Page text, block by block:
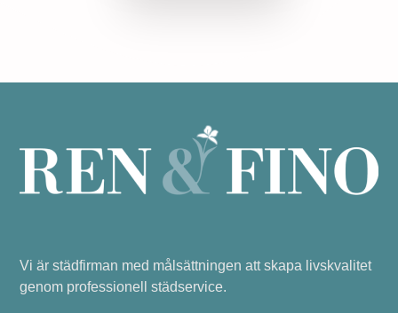
Vi är städfirman med målsättningen att skapa livskvalitet
genom professionell städservice.